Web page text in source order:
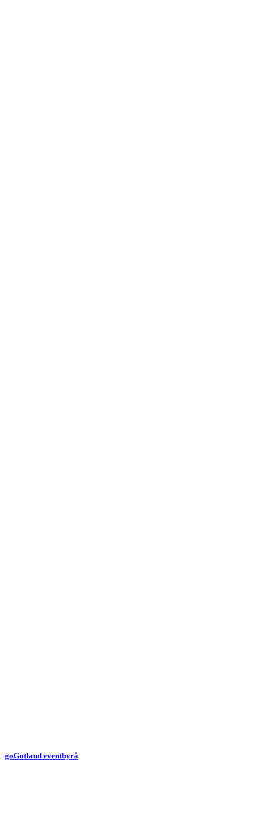
goGotland eventbyrå